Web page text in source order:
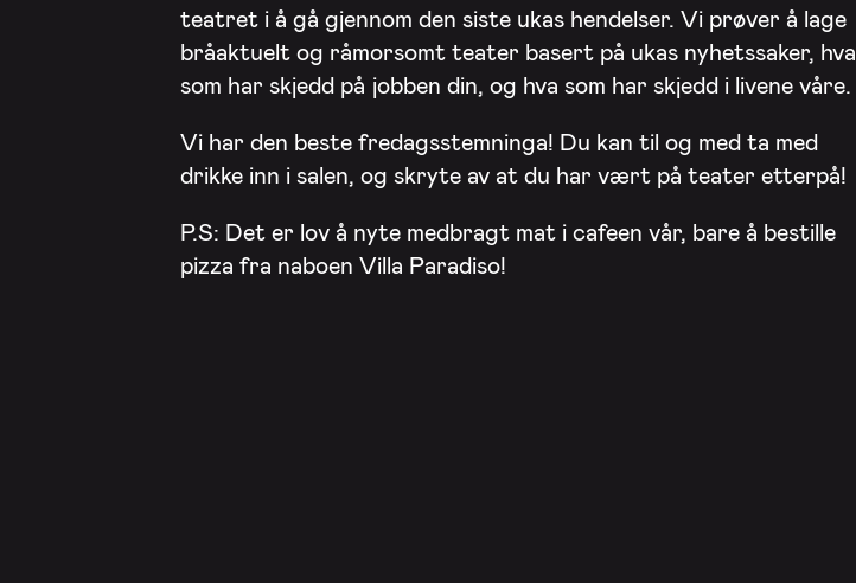
teatret i å gå gjennom den siste ukas hendelser. Vi prøver å lage
bråaktuelt og råmorsomt teater basert på ukas nyhetssaker, hva
som har skjedd på jobben din, og hva som har skjedd i livene våre.
Vi har den beste fredagsstemninga! Du kan til og med ta med
drikke inn i salen, og skryte av at du har vært på teater etterpå!
P.S: Det er lov å nyte medbragt mat i cafeen vår, bare å bestille
pizza fra naboen Villa Paradiso!